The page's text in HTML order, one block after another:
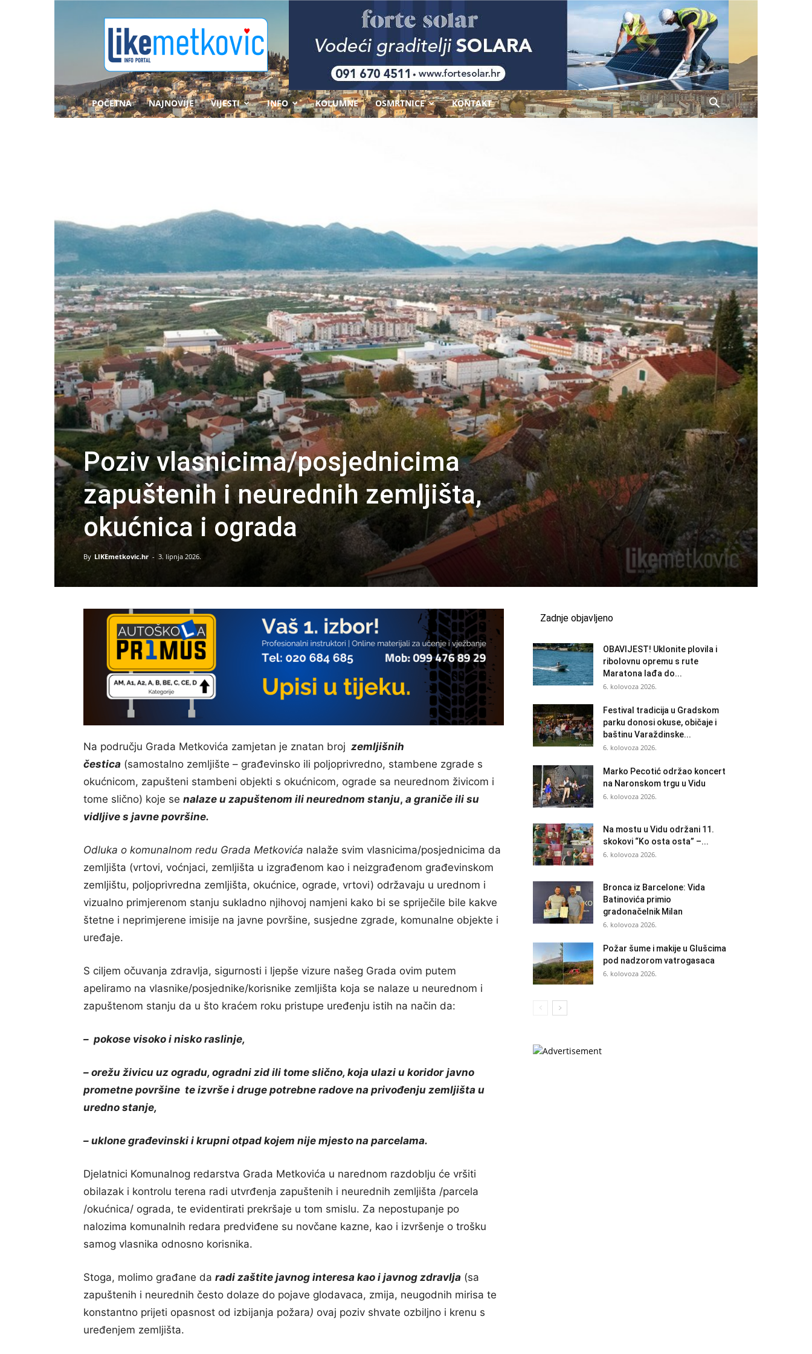
POČETNA NAJNOVIJE VIJESTI INFO KOLUMNE OSMRTNICE KONTAKT
Poziv vlasnicima/posjednicima
zapuštenih i neurednih zemljišta,
okućnica i ograda
By LIKEmetkovic.hr - 3. lipnja 2026.
Na području Grada Metkovića zamjetan je znatan broj zemljišnih
čestica (samostalno zemljište – građevinsko ili poljoprivredno, stambene zgrade s
okućnicom, zapušteni stambeni objekti s okućnicom, ograde sa neurednom živicom i
tome slično) koje se nalaze u zapuštenom ili neurednom stanju, a graniče ili su
vidljive s javne površine.
Odluka o komunalnom redu Grada Metkovića nalaže svim vlasnicima/posjednicima da
zemljišta (vrtovi, voćnjaci, zemljišta u izgrađenom kao i neizgrađenom građevinskom
zemljištu, poljoprivredna zemljišta, okućnice, ograde, vrtovi) održavaju u urednom i
vizualno primjerenom stanju sukladno njihovoj namjeni kako bi se spriječile bile kakve
štetne i neprimjerene imisije na javne površine, susjedne zgrade, komunalne objekte i
uređaje.
S ciljem očuvanja zdravlja, sigurnosti i ljepše vizure našeg Grada ovim putem
apeliramo na vlasnike/posjednike/korisnike zemljišta koja se nalaze u neurednom i
zapuštenom stanju da u što kraćem roku pristupe uređenju istih na način da:
– pokose visoko i nisko raslinje,
– orežu živicu uz ogradu, ogradni zid ili tome slično, koja ulazi u koridor javno
prometne površine te izvrše i druge potrebne radove na privođenju zemljišta u
uredno stanje,
– uklone građevinski i krupni otpad kojem nije mjesto na parcelama.
Djelatnici Komunalnog redarstva Grada Metkovića u narednom razdoblju će vršiti
obilazak i kontrolu terena radi utvrđenja zapuštenih i neurednih zemljišta /parcela
/okućnica/ ograda, te evidentirati prekršaje u tom smislu. Za nepostupanje po
nalozima komunalnih redara predviđene su novčane kazne, kao i izvršenje o trošku
samog vlasnika odnosno korisnika.
Stoga, molimo građane da radi zaštite javnog interesa kao i javnog zdravlja (sa
zapuštenih i neurednih često dolaze do pojave glodavaca, zmija, neugodnih mirisa te
konstantno prijeti opasnost od izbijanja požara) ovaj poziv shvate ozbiljno i krenu s
uređenjem zemljišta.
Zadnje objavljeno
OBAVIJEST! Uklonite plovila i
ribolovnu opremu s rute
Maratona lađa do...
6. kolovoza 2026.
Festival tradicija u Gradskom
parku donosi okuse, običaje i
baštinu Varaždinske...
6. kolovoza 2026.
Marko Pecotić održao koncert
na Naronskom trgu u Vidu
6. kolovoza 2026.
Na mostu u Vidu održani 11.
skokovi “Ko osta osta” –...
6. kolovoza 2026.
Bronca iz Barcelone: Vida
Batinovića primio
gradonačelnik Milan
6. kolovoza 2026.
Požar šume i makije u Glušcima
pod nadzorom vatrogasaca
6. kolovoza 2026.